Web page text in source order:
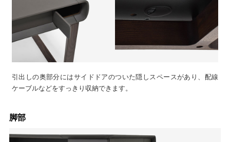
引出しの奥部分にはサイドドアのついた隠しスペースがあり、配線
ケーブルなどをすっきり収納できます。
脚部